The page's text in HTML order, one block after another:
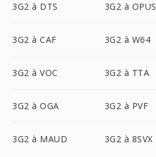
3G2 à DTS 3G2 à OPUS
3G2 à CAF 3G2 à W64
3G2 à VOC 3G2 à TTA
3G2 à OGA 3G2 à PVF
3G2 à MAUD 3G2 à 8SVX